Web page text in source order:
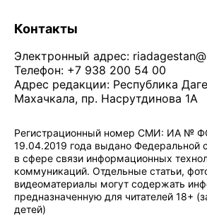
Контакты
Электронный адрес:
Телефон: +7 938 200 54 00
Адрес редакции: Республика
Махачкала, пр. Насрутдинова 1А
Регистрационный номер СМИ: ИА №
19.04.2019 года выдано Федеральной
в сфере связи информационных
коммуникаций. Отдельные статьи,
видеоматериалы могут содержать
предназначенную для читателей 18+
детей)